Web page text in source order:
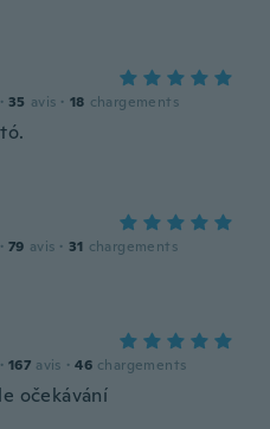
· 35 avis · 18 chargements
· 79 avis · 31 chargements
· 167 avis · 46 chargements
očekávání